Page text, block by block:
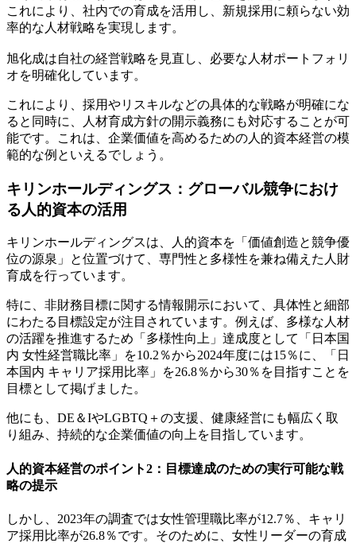
これにより、社内での育成を活用し、新規採用に頼らない効
率的な人材戦略を実現します。
旭化成は自社の経営戦略を見直し、必要な人材ポートフォリ
オを明確化しています。
これにより、採用やリスキルなどの具体的な戦略が明確にな
ると同時に、人材育成方針の開示義務にも対応することが可
能です。これは、企業価値を高めるための人的資本経営の模
範的な例といえるでしょう。
キリンホールディングス：グローバル競争におけ
る人的資本の活用
キリンホールディングスは、人的資本を「価値創造と競争優
位の源泉」と位置づけて、専門性と多様性を兼ね備えた人財
育成を行っています。
特に、非財務目標に関する情報開示において、具体性と細部
にわたる目標設定が注目されています。例えば、多様な人材
の活躍を推進するため「多様性向上」達成度として「日本国
内 女性経営職比率」を10.2％から2024年度には15％に、「日
本国内 キャリア採用比率」を26.8％から30％を目指すことを
目標として掲げました。
他にも、DE＆IやLGBTQ＋の支援、健康経営にも幅広く取
り組み、持続的な企業価値の向上を目指しています。
人的資本経営のポイント2：目標達成のための実行可能な戦
略の提示
しかし、2023年の調査では女性管理職比率が12.7％、キャリ
ア採用比率が26.8％です。そのために、女性リーダーの育成